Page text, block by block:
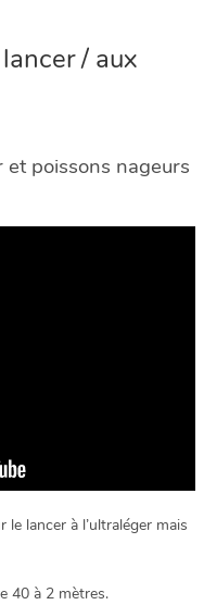
/ aux
poissons nageurs
lancer à l’ultraléger mais
40 à 2 mètres.